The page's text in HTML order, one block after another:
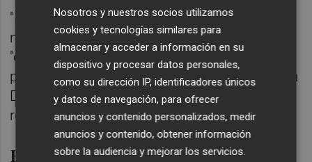
"Esta extraordinaria muestra de solidaridad
nos da confianza", continuó Ciarrocchi,
"especialmente porque la Comisión Europea
presentará en julio una revisión integral de la
Directiva ETS, reabriendo todo el marco
regulatorio del sistema".
ETS: una herramienta de
Nosotros y nuestros socios utilizamos
cookies y tecnologías similares para
almacenar y acceder a información en su
dispositivo y procesar datos personales,
como su dirección IP, identificadores únicos
y datos de navegación, para ofrecer
anuncios y contenido personalizados, medir
anuncios y contenido, obtener información
sobre la audiencia y mejorar los servicios.